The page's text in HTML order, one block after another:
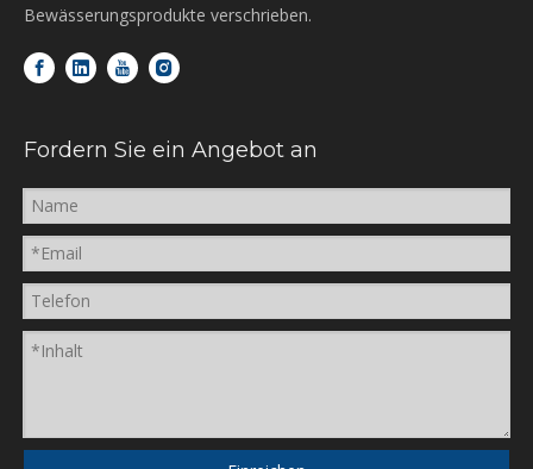
Bewässerungsprodukte verschrieben.
Fordern Sie ein Angebot an